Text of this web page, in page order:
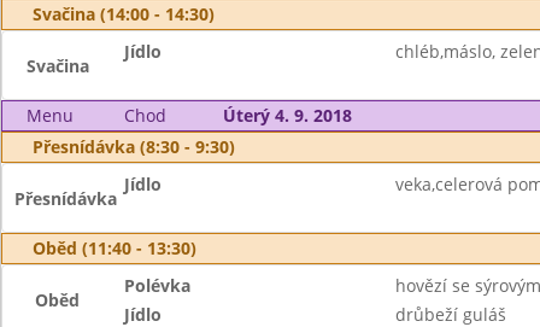
Svačina (14:00 - 14:30)
Svačina
Jídlo chléb,máslo,
Menu Chod
Úterý 4. 9. 2018
Přesnídávka (8:30 - 9:30)
Přesnídávka
Jídlo veka,celerová
Oběd (11:40 - 13:30)
Oběd
Polévka
hovězí se
Jídlo
drůbeží guláš